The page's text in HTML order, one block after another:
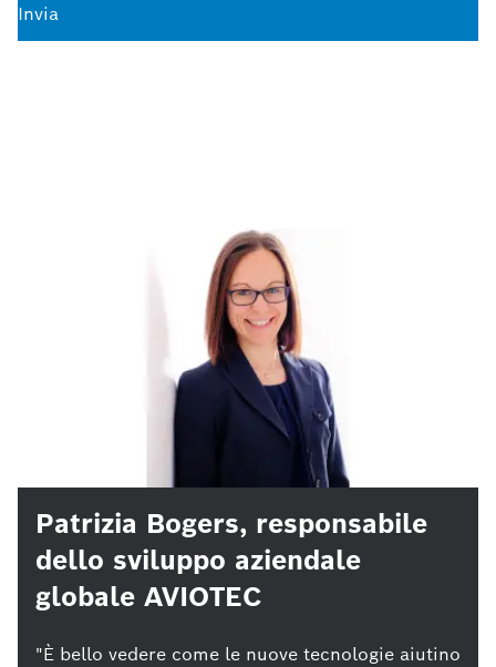
Invia
Patrizia Bogers, responsabile
dello sviluppo aziendale
globale AVIOTEC
"È bello vedere come le nuove tecnologie aiutino